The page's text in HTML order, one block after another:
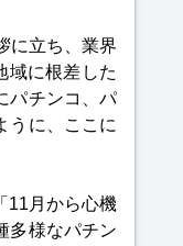
に立ち、業界
域に根差した
パチンコ、パ
うに、ここに
11月から心機
多様なパチン